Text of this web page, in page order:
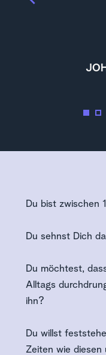
Du bist zwischen
Du sehnst Dich
Du möchtest,
Alltags
ihn?
Du willst
Zeiten wie